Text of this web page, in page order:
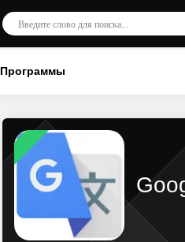
Программы